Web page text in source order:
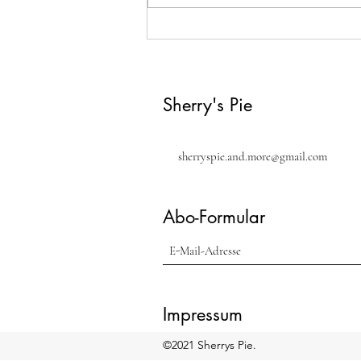
Sherry's Pie
sherryspie.and.more@gmail.com
Abo-Formular
Impressum
©2021 Sherrys Pie.